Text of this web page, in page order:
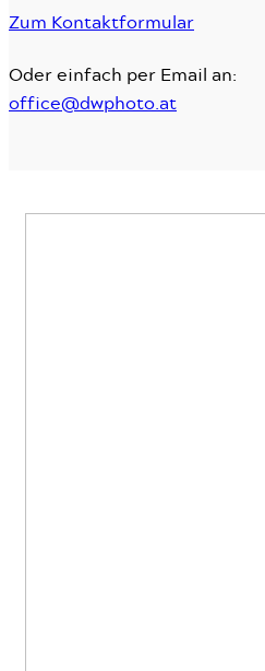
Zum Kontaktformular
Oder einfach per Email an:
office@dwphoto.at